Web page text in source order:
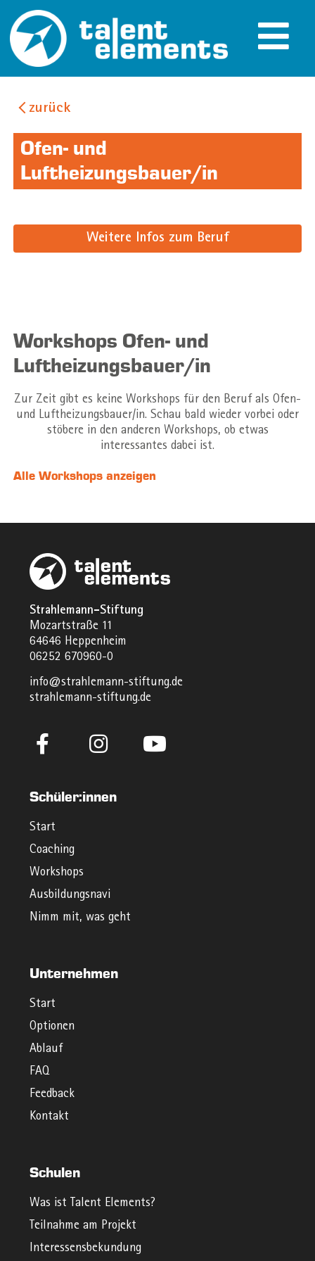
zurück
Ofen- und
Luftheizungsbauer/in
Weitere Infos zum Beruf
Workshops Ofen- und
Luftheizungsbauer/in
Zur Zeit gibt es keine Workshops für den Beruf als Ofen-
und Luftheizungsbauer/in. Schau bald wieder vorbei oder
stöbere in den anderen Workshops, ob etwas
interessantes dabei ist.
Alle Workshops anzeigen
Strahlemann-Stiftung
Mozartstraße 11
64646 Heppenheim
06252 670960-0
info@strahlemann-stiftung.de
strahlemann-stiftung.de
Schüler:innen
Start
Coaching
Workshops
Ausbildungsnavi
Nimm mit, was geht
Unternehmen
Start
Optionen
Ablauf
FAQ
Feedback
Kontakt
Schulen
Was ist Talent Elements?
Teilnahme am Projekt
Interessensbekundung